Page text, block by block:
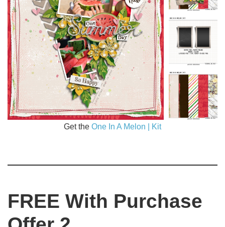
Get the One In A Melon | Kit
FREE With Purchase